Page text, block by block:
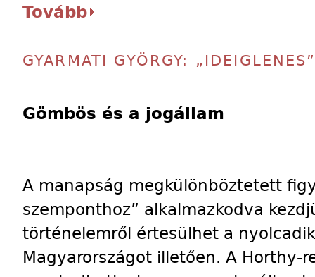
Tovább
GYARMATI GYÖRGY:
Gömbös és a jogállam
A manapság megkülönböztetett
szemponthoz” alkalmazkodva
történelemről értesülhet a
Magyarországot illetően. A Horthy-